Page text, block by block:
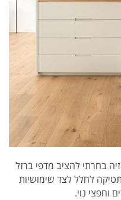
בחרתי להציב מדפי ברזל
לחלל לצד שימושיות
וחפצי נוי.